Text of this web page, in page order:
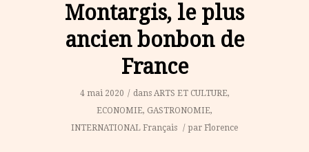
Montargis, le plus
ancien bonbon de
France
4 mai 2020 / dans ARTS ET CULTURE,
ECONOMIE, GASTRONOMIE,
INTERNATIONAL Français / par Florence